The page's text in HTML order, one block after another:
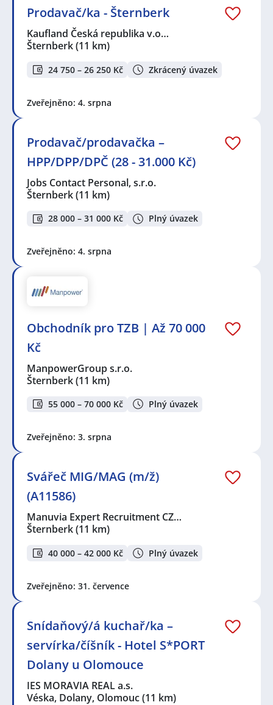
Prodavač/ka - Šternberk
Kaufland Česká republika v.o…
Šternberk(11 km)
24 750 – 26 250 Kč Zkrácený úvazek
Zveřejněno: 4. srpna
Prodavač/prodavačka –
HPP/DPP/DPČ (28 - 31.000 Kč)
Jobs Contact Personal, s.r.o.
Šternberk(11 km)
28 000 – 31 000 Kč Plný úvazek
Zveřejněno: 4. srpna
Obchodník pro TZB | Až 70 000
Kč
ManpowerGroup s.r.o.
Šternberk(11 km)
55 000 – 70 000 Kč Plný úvazek
Zveřejněno: 3. srpna
Svářeč MIG/MAG (m/ž)
(A11586)
Manuvia Expert Recruitment CZ…
Šternberk(11 km)
40 000 – 42 000 Kč Plný úvazek
Zveřejněno: 31. července
Snídaňový/á kuchař/ka –
servírka/číšník - Hotel S*PORT
Dolany u Olomouce
IES MORAVIA REAL a.s.
Véska, Dolany, Olomouc(11 km)